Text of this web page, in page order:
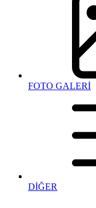
FOTO GALERİ
DİĞER